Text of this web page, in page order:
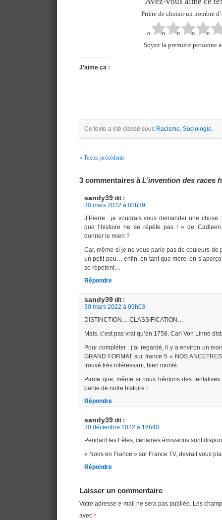
Prière de choisir un nombre
Soyez la première personne
J’aime ça :
Ce texte a été classé sous Racisme, Sociologie.
« Textes précédents
3 commentaires àL’invention des races
sandy39 dit :
30 mars 2022 à 08h39
J.Pierre : je voudrais vous demander une chose
que l’histoire ne se répète pas ! » de Cadleen
donner le mien ?
Car, même si je ne vous parle pas de couleurs de
un petit peu… enfin, en tant que mère, on
se répètent…
Répondre
sandy39 dit :
30 mars 2022 à 09h03
DISTINCTION… CLASSIFICATION…
Mais, c’est pas vrai qu’en 1758, Carl Von Linné
Pour compléter : j’ai regardé, il y a environ un
GRAND FORMAT sur france 5 « NOS
trouvé très intéressant, bien monté.
Parce que, même si nous héritons des
partie de notre histoire !
Répondre
sandy39 dit :
30 décembre 2022 à 16h40
Pendant les Fêtes, certaines émissions sont
« Noirs en France » sur France TV, devrait vous
Répondre
Laisser un commentaire
Votre adresse e-mail ne sera pas publiée. Les
avec *